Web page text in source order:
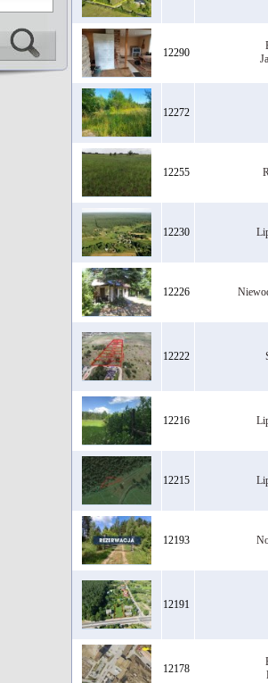
12290
12272
12255
12230
12226
12222
12216
12215
12193
12191
12178